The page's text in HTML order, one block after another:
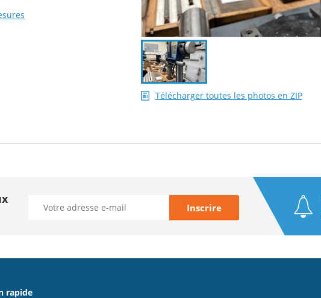
Télécharger toutes les photos en ZIP
rapide